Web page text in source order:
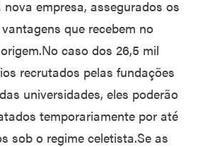
nova empresa, assegurados os
que recebem no
caso dos 26,5 mil
recrutados pelas fundações
universidades, eles poderão
temporariamente por até
sob o regime celetista.Se as